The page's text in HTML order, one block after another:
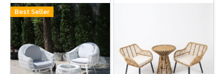
Best Seller